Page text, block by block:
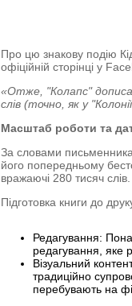
Про цю знакову подію
офіційній сторінці у
«Отже, "Колапс"
слів (точно, як у
Масштаб роботи та
За словами
його попередньому
вражаючі 280 тисяч слів.
Підготовка книги до
Редагування:
редагування, яке
Візуальний
традиційно
перебувають на